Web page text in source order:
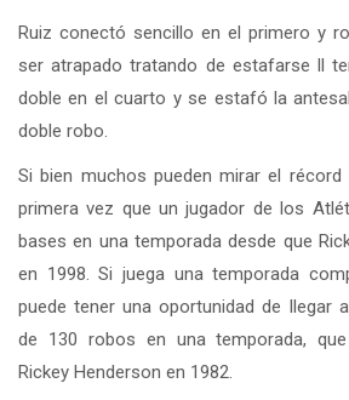
Ruiz conectó sencillo en el primero y
ser atrapado tratando de estafarse ll
doble en el cuarto y se estafó la
doble robo.
Si bien muchos pueden mirar el
primera vez que un jugador de los
bases en una temporada desde que
en 1998. Si juega una temporada
puede tener una oportunidad de llegar
de 130 robos en una temporada,
Rickey Henderson en 1982.